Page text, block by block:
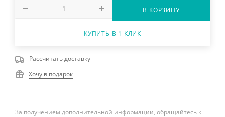
В КОРЗИНУ
КУПИТЬ В 1 КЛИК
Рассчитать доставку
Хочу в подарок
За получением дополнительной информации, обращайтесь к